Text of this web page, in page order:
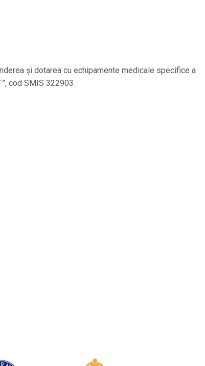
și dotarea cu echipamente medicale specifice a
cod SMIS 322903